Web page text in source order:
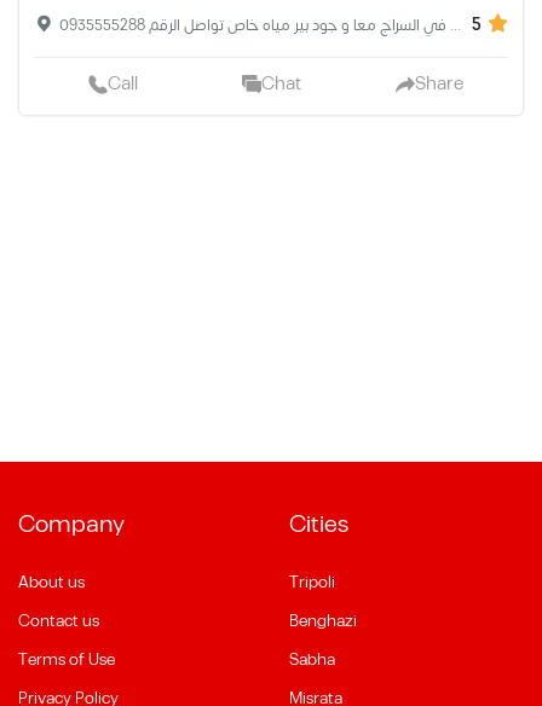
مجمع كامل مخازن متكون من عدد 3 مخازن و 10 وشقق وعدد 2 استيديو ارضيات و 2 باب خاص و موقف السيارات معا باب مغلق في السراج معا و جود بير مياه خاص تواصل الرقم 0935555288 5
Call Chat Share
Company
About us
Contact us
Terms of Use
Privacy Policy
Cities
Tripoli
Benghazi
Sabha
Misrata